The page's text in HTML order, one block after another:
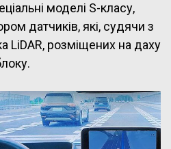
моделі S-класу,
датчиків, які, судячи з
LiDAR, розміщених на даху